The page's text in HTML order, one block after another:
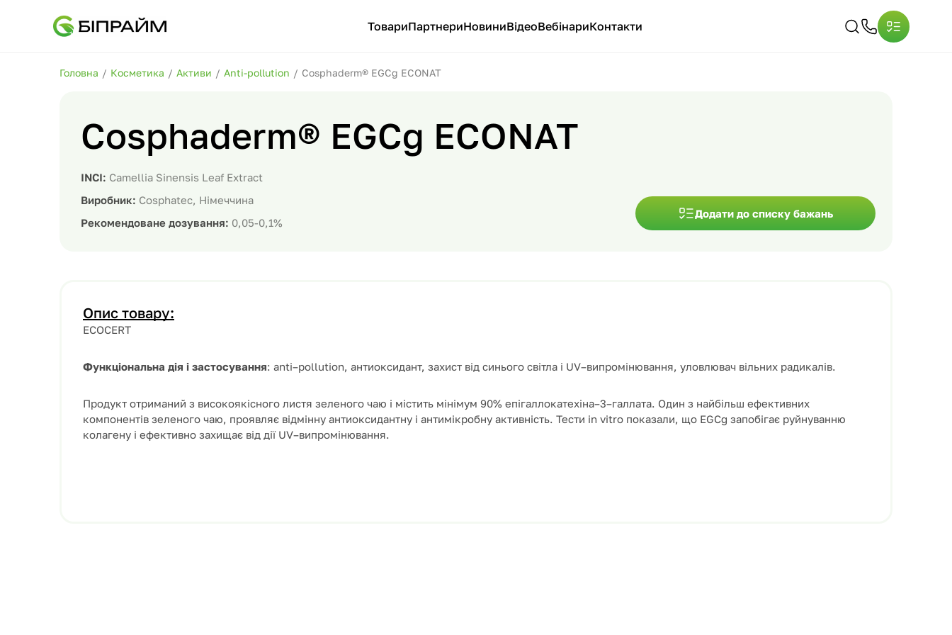
ТовариПартнериНовиниВідеоВебінариКонтакти
Головна / Косметика / Активи / Anti-pollution / Cosphaderm® EGCg ECONAT
Cosphaderm® EGCg ECONAT
INCI: Camellia Sinensis Leaf Extract
Виробник: Cosphatec, Німеччина
Рекомендоване дозування: 0,05-0,1%
Додати до списку бажань
Опис товару:
ECOCERT
Функціональна дія і застосування: anti–pollution, антиоксидант, захист від синього світла і UV–випромінювання, уловлювач вільних радикалів.
Продукт отриманий з високоякісного листя зеленого чаю і містить мінімум 90% епігаллокатехіна–3–галлата. Один з найбільш ефективних
компонентів зеленого чаю, проявляє відмінну антиоксидантну і антимікробну активність. Тести in vitro показали, що EGCg запобігає руйнуванню
колагену і ефективно захищає від дії UV–випромінювання.